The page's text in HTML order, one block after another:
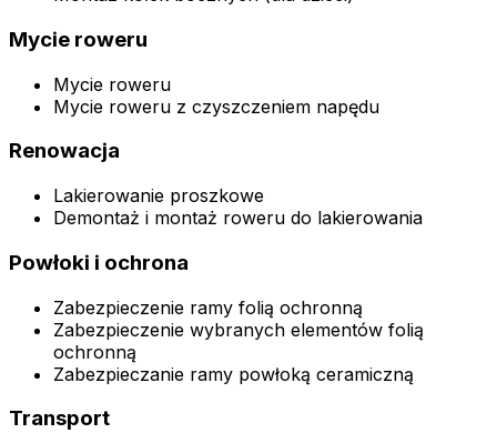
Mycie roweru
Mycie roweru
Mycie roweru z czyszczeniem napędu
Renowacja
Lakierowanie proszkowe
Demontaż i montaż roweru do lakierowania
Powłoki i ochrona
Zabezpieczenie ramy folią ochronną
Zabezpieczenie wybranych elementów folią
ochronną
Zabezpieczanie ramy powłoką ceramiczną
Transport